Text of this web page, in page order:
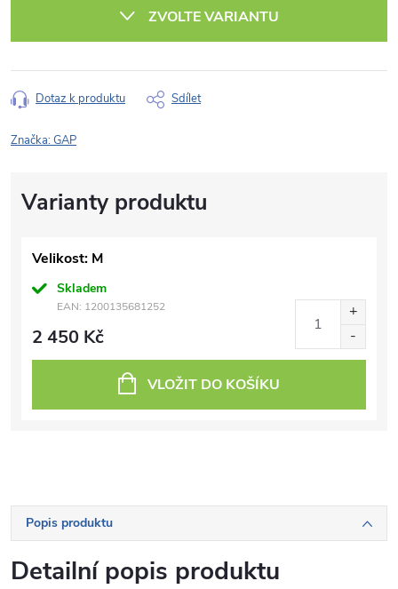
ZVOLTE VARIANTU
Dotaz k produktu Sdílet
Značka:GAP
Velikost: M
Skladem
EAN: 1200135681252
2 450 Kč
VLOŽIT DO KOŠÍKU
Popis produktu
Detailní popis produktu